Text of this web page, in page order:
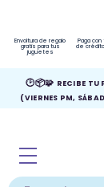
Envoltura de regalo
gratis para tus
juguetes
Paga
de
🕑📦🧩 RECIBE TU
(VIERNES PM,